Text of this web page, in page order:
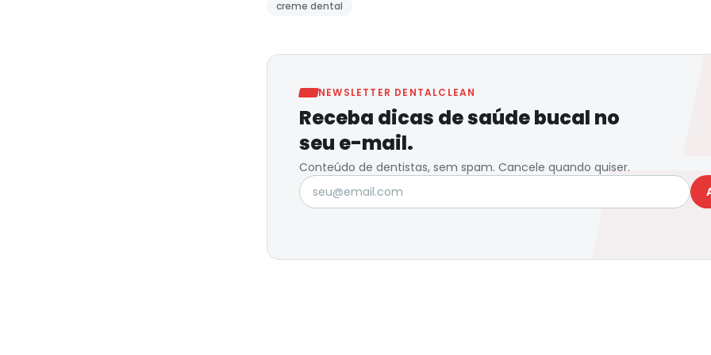
creme dental
NEWSLETTER DENTALCLEAN
Receba dicas de saúde bucal no
seu e-mail.
Conteúdo de dentistas, sem spam. Cancele quando quiser.
Seu e-mail